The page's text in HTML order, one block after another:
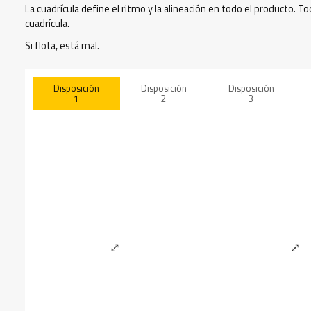
La cuadrícula define el ritmo y la alineación en todo el producto.
cuadrícula.
Si flota, está mal.
Disposición
1
Disposición
2
Disposición
3